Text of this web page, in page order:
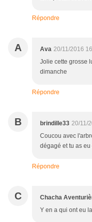
Répondre
A Ava 20/11/2016
Jolie cette grosse
dimanche
Répondre
B brindille33 20/11/
Coucou avec
dégagé et tu as
Répondre
C Chacha
Y en a qui ont eu